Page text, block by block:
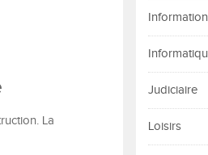
La
Judiciaire
Loisirs